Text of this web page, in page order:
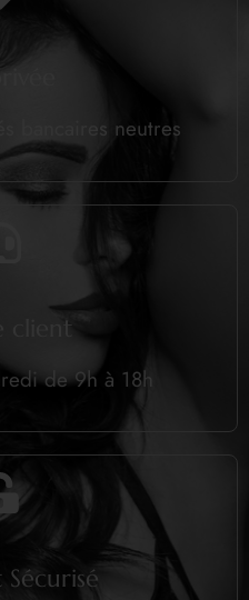
bancaires neutres
client
de 9h à 18h